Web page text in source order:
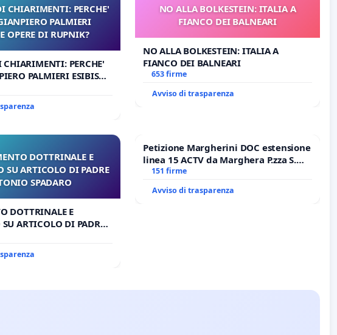
CHIARIMENTI: PERCHE'
PALMIERI
OPERE DI RUPNIK?
CHIARIMENTI: PERCHE'
PALMIERI ESIBISCE
NO ALLA BOLKESTEIN: ITALIA A
FIANCO DEI BALNEARI
NO ALLA BOLKESTEIN: ITALIA A
FIANCO DEI BALNEARI
653 firme
Avviso di trasparenza
DOTTRINALE E
SU ARTICOLO DI PADRE
SPADARO
DOTTRINALE E
ARTICOLO DI PADRE
Petizione Margherini DOC estensione
linea 15 ACTV da Marghera P.zza S.
Antonio all'aeroporto Marco Polo
tariffa a € 1,50
151 firme
Avviso di trasparenza